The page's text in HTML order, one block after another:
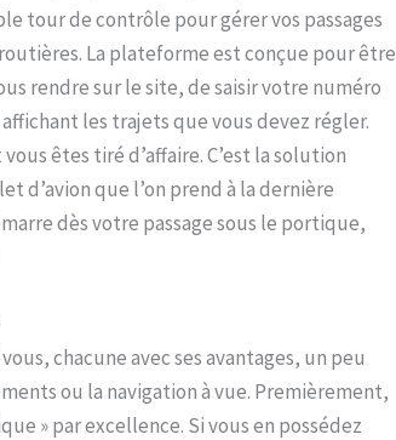
tour de contrôle pour gérer vos passages
La plateforme est conçue pour être
rendre sur le site, de saisir votre numéro
les trajets que vous devez régler.
êtes tiré d’affaire. C’est la solution
d’avion que l’on prend à la dernière
dès votre passage sous le portique,
chacune avec ses avantages, un peu
ou la navigation à vue. Premièrement,
» par excellence. Si vous en possédez